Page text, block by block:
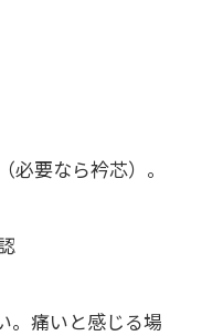
要なら衿芯）。
。痛いと感じる場